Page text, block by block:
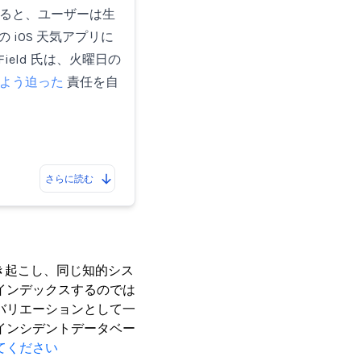
と、ユーザーは生
iOS 天気アプリに
氏は、火曜日の
う迫った 責任を自
さらに読む
こし、同じ知的シス
ンデックスするのでは
リエーションとして一
ンシデントデータベー
ください